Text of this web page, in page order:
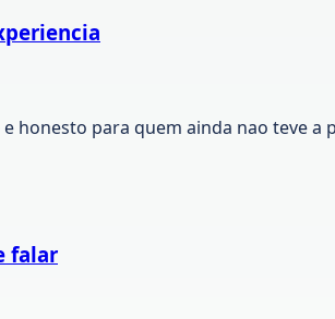
honesto para quem ainda nao teve a
falar